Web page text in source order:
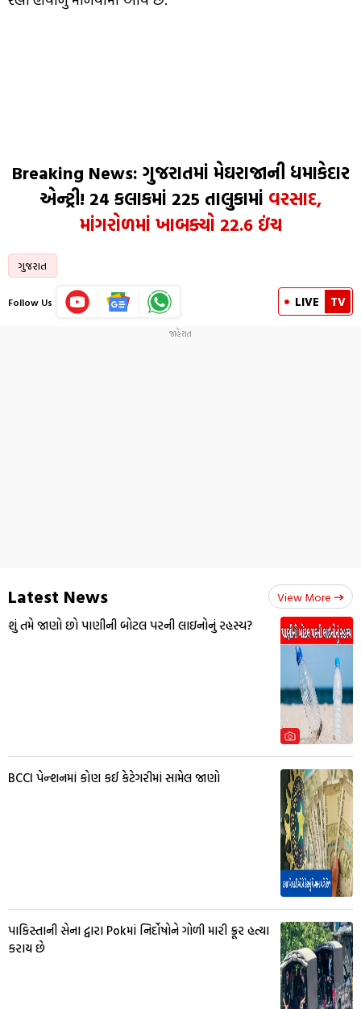
Breaking News: ગુજરાતમાં મેઘરાજાની ધમાકેદાર
એન્ટ્રી! 24 કલાકમાં 225 તાલુકામાં વરસાદ,
માંગરોળમાં ખાબક્યો 22.6 ઇંચ
ગુજરાત
Follow Us LIVE TV
Latest News View More
શું તમે જાણો છો પાણીની બોટલ પરની લાઇનોનું રહસ્ય?
BCCI પેન્શનમાં કોણ કઈ કેટેગરીમાં સામેલ જાણો
પાકિસ્તાની સેના દ્વારા Pokમાં નિર્દોષોને ગોળી મારી ક્રૂર હત્યા
કરાય છે